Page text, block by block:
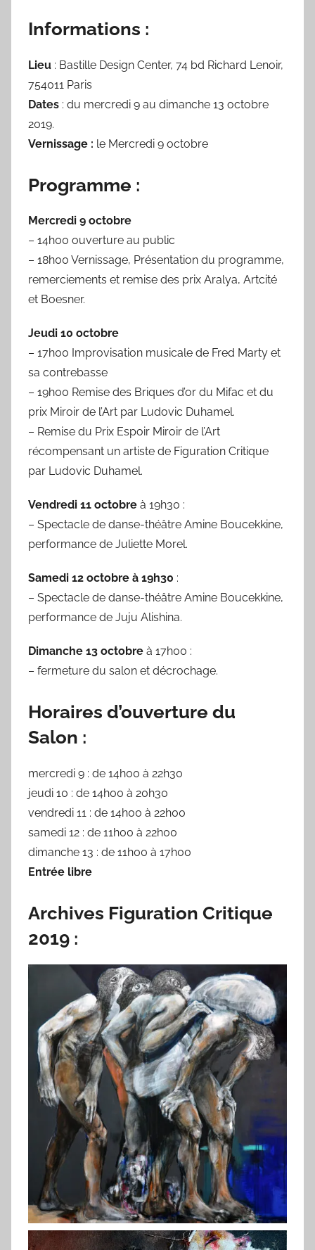
Informations :
Lieu : Bastille Design Center, 74 bd Richard Lenoir,
754011 Paris
Dates : du mercredi 9 au dimanche 13 octobre
2019.
Vernissage : le Mercredi 9 octobre
Programme :
Mercredi 9 octobre
– 14h00 ouverture au public
– 18h00 Vernissage, Présentation du programme,
remerciements et remise des prix Aralya, Artcité
et Boesner.
Jeudi 10 octobre
– 17h00 Improvisation musicale de Fred Marty et
sa contrebasse
– 19h00 Remise des Briques d’or du Mifac et du
prix Miroir de l’Art par Ludovic Duhamel.
– Remise du Prix Espoir Miroir de l’Art
récompensant un artiste de Figuration Critique
par Ludovic Duhamel.
Vendredi 11 octobre à 19h30 :
– Spectacle de danse-théâtre Amine Boucekkine,
performance de Juliette Morel.
Samedi 12 octobre à 19h30 :
– Spectacle de danse-théâtre Amine Boucekkine,
performance de Juju Alishina.
Dimanche 13 octobre à 17h00 :
– fermeture du salon et décrochage.
Horaires d’ouverture du
Salon :
mercredi 9 : de 14h00 à 22h30
jeudi 10 : de 14h00 à 20h30
vendredi 11 : de 14h00 à 22h00
samedi 12 : de 11h00 à 22h00
dimanche 13 : de 11h00 à 17h00
Entrée libre
Archives Figuration Critique
2019 :